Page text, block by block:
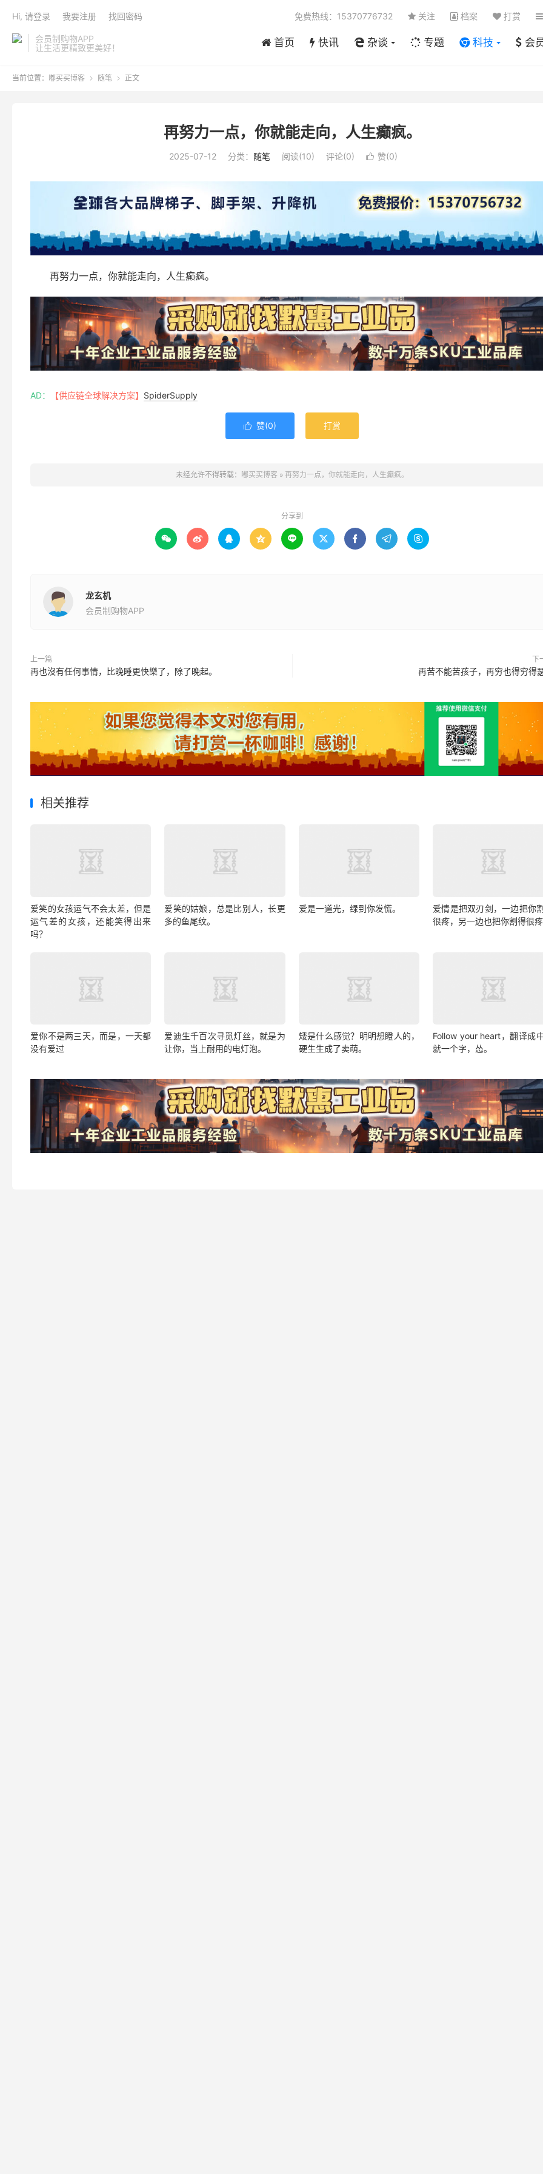
会员制购物APP
让生活更精致更美好！
首页 快讯 杂谈 专题 科技 会
免费热线：15370776732 关注 档案 打赏
Hi, 请登录 我要注册 找回密码
当前位置： 嘟买买博客  随笔  正文
再努力一点，你就能走向，人生癫疯。
2025-07-12 分类： 随笔 阅读(10) 评论(0)  赞(0)
再努力一点，你就能走向，人生癫疯。
AD： 【供应链全球解决方案】 SpiderSupply
 赞(0) 打赏
未经允许不得转载： 嘟买买博客 » 再努力一点，你就能走向，人生癫疯。
分享到
        
龙玄机
会员制购物APP
上一篇
再也沒有任何事情，比晚睡更快樂了，除了晚起。
下
再苦不能苦孩子，再穷也得穷得
相关推荐
爱笑的女孩运气不会太差，但是
运气差的女孩，还能笑得出来
吗？
爱笑的姑娘，总是比别人，长更
多的鱼尾纹。
爱是一道光，绿到你发慌。
爱情是把双刃剑，一边把你
很疼，另一边也把你割得很
爱你不是两三天，而是，一天都
没有爱过
爱迪生千百次寻觅灯丝，就是为
让你，当上耐用的电灯泡。
矮是什么感觉？明明想瞪人的，
硬生生成了卖萌。
Follow your heart，翻译成
就一个字，怂。